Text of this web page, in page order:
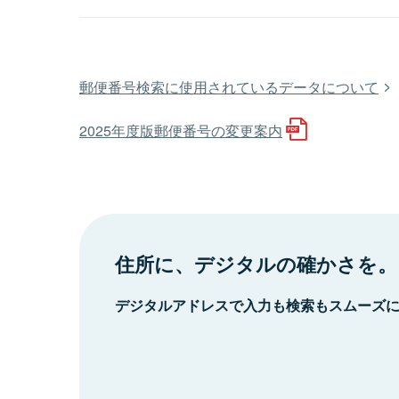
郵便番号検索に使用されているデータについて
2025年度版郵便番号の変更案内
住所に、デジタルの確かさを。
デジタルアドレスで入力も検索もスムーズ